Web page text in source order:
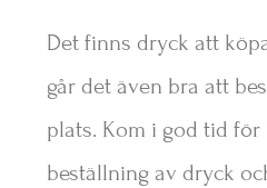
Det finns dryck att
går det även bra att
plats. Kom i god tid för
beställning av dryck